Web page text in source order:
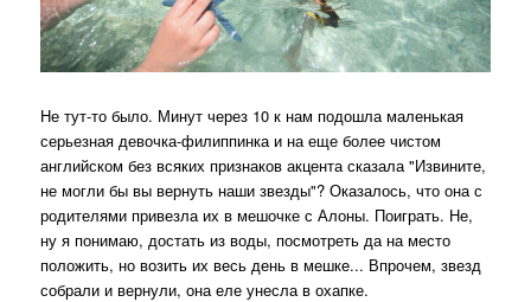
Не тут-то было. Минут через 10 к нам подошла маленькая
серьезная девочка-филиппинка и на еще более чистом
английском без всяких признаков акцента сказала "Извините,
не могли бы вы вернуть наши звезды"? Оказалось, что она с
родителями привезла их в мешочке с Алоны. Поиграть. Не,
ну я понимаю, достать из воды, посмотреть да на место
положить, но возить их весь день в мешке... Впрочем, звезд
собрали и вернули, она еле унесла в охапке.